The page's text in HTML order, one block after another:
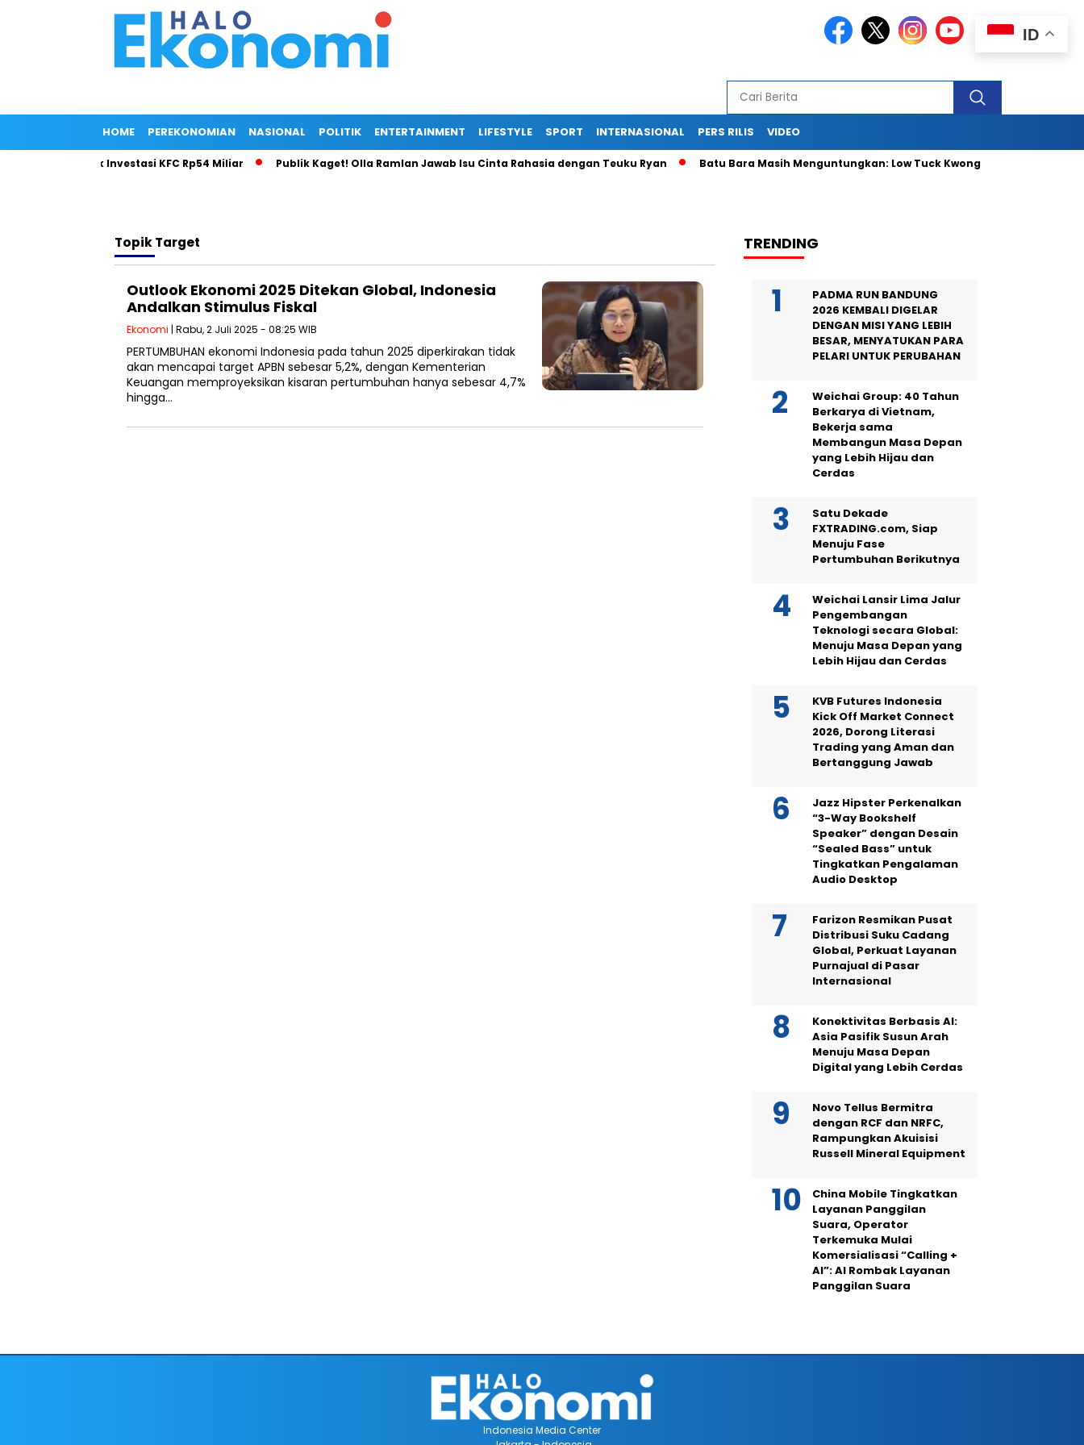
HOME PEREKONOMIAN NASIONAL POLITIK ENTERTAINMENT LIFESTYLE SPORT INTERNASIONAL PERS RILIS VIDEO
Gila di Balik Investasi KFC Rp54 Miliar Publik Kaget! Olla Ramlan Jawab Isu Cinta Rahasia dengan Teuku Ryan Batu Bara Masih Menguntungkan: Low Tuck Kwong Ungguli Hartono
TopikTarget
Outlook Ekonomi 2025 Ditekan Global, Indonesia
Andalkan Stimulus Fiskal
Ekonomi | Rabu, 2 Juli 2025 - 08:25 WIB
PERTUMBUHAN ekonomi Indonesia pada tahun 2025 diperkirakan tidak
akan mencapai target APBN sebesar 5,2%, dengan Kementerian
Keuangan memproyeksikan kisaran pertumbuhan hanya sebesar 4,7%
hingga…
TRENDING
PADMA RUN BANDUNG
2026 KEMBALI DIGELAR
DENGAN MISI YANG LEBIH
BESAR, MENYATUKAN PARA
PELARI UNTUK PERUBAHAN
Weichai Group: 40 Tahun
Berkarya di Vietnam,
Bekerja sama
Membangun Masa Depan
yang Lebih Hijau dan
Cerdas
Satu Dekade
FXTRADING.com, Siap
Menuju Fase
Pertumbuhan Berikutnya
Weichai Lansir Lima Jalur
Pengembangan
Teknologi secara Global:
Menuju Masa Depan yang
Lebih Hijau dan Cerdas
KVB Futures Indonesia
Kick Off Market Connect
2026, Dorong Literasi
Trading yang Aman dan
Bertanggung Jawab
Jazz Hipster Perkenalkan
“3-Way Bookshelf
Speaker” dengan Desain
“Sealed Bass” untuk
Tingkatkan Pengalaman
Audio Desktop
Farizon Resmikan Pusat
Distribusi Suku Cadang
Global, Perkuat Layanan
Purnajual di Pasar
Internasional
Konektivitas Berbasis AI:
Asia Pasifik Susun Arah
Menuju Masa Depan
Digital yang Lebih Cerdas
Novo Tellus Bermitra
dengan RCF dan NRFC,
Rampungkan Akuisisi
Russell Mineral Equipment
China Mobile Tingkatkan
Layanan Panggilan
Suara, Operator
Terkemuka Mulai
Komersialisasi “Calling +
AI”: AI Rombak Layanan
Panggilan Suara
ID
Indonesia Media Center